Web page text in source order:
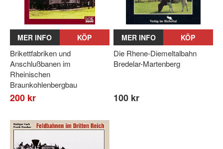
MER INFO KÖP
Brikettfabriken und
Anschlußbanen im
Rheinischen
Braunkohlenbergbau
200 kr
MER INFO KÖP
Die Rhene-Diemeltalbahn
Bredelar-Martenberg
100 kr